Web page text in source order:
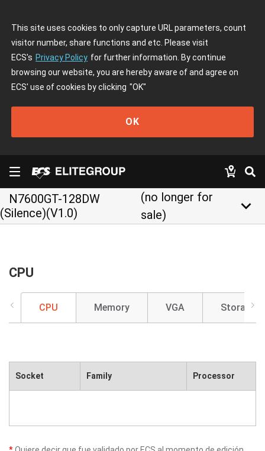
This site uses cookies to only capture URL parameters, count
visitor number, share functions and etc. Please visit
ECS's Privacy Policy for further information. By continue
browsing our website, you are hereby aware of and agree on
ECS' use of cookies by clicking "OK"
OK
N7600GT-128DW
(Silence)(V1.0)
(no longer for
sale)
keyboard_arrow_down
CPU
CPU Memory VGA Storage
Socket Family Processor